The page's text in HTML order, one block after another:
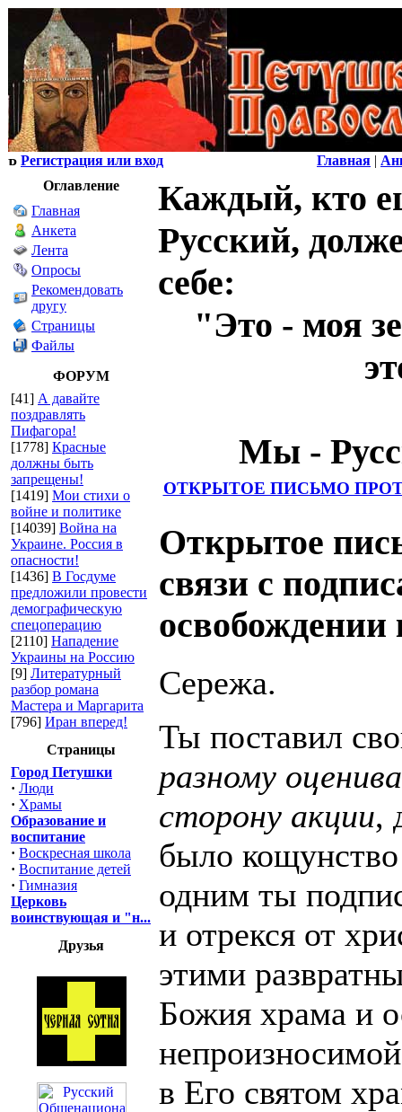
Регистрация или вход Главная |
Оглавление
Главная
Анкета
Лента
Опросы
Рекомендовать
другу
Страницы
Файлы
ФОРУМ
[41] А давайте
поздравлять
Пифагора!
[1778] Красные
должны быть
запрещены!
[1419] Мои стихи о
войне и политике
[14039] Война на
Украине. Россия в
опасности!
[1436] В Госдуме
предложили провести
демографическую
спецоперацию
[2110] Нападение
Украины на Россию
[9] Литературный
разбор романа
Мастера и Маргарита
[796] Иран вперед!
Страницы
Город Петушки
· Люди
· Храмы
Образование и
воспитание
· Воскресная школа
· Воспитание детей
· Гимназия
Церковь
воинствующая и "н...
Друзья
Каждый, кто
Русский,
себе:
"Это - моя
это моя
Мы -
ОТКРЫТОЕ ПИСЬМО
Открытое
связи с
Сережа.
Ты поставил
разному
сторону акции,
было
одним ты
и отрекся от
этими
Божия храма и
в Его святом